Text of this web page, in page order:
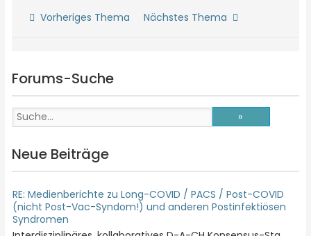
Vorheriges Thema
Nächstes Thema
Forums-Suche
Neue Beiträge
RE: Medienberichte zu Long-COVID / PACS / Post-COVID
(nicht Post-Vac-Syndom!) und anderen Postinfektiösen
Syndromen